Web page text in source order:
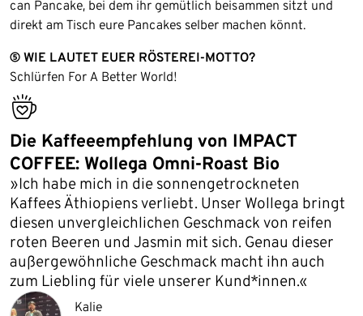
can Pancake, bei dem ihr gemütlich beisammen sitzt und
direkt am Tisch eure Pancakes selber machen könnt.
⑤ WIE LAUTET EUER RÖSTEREI-MOTTO?
Schlürfen For A Better World!
bestseller
Die Kaffeeempfehlung von IMPACT
COFFEE: Wollega Omni-Roast Bio
»Ich habe mich in die sonnengetrockneten
Kaffees Äthiopiens verliebt. Unser Wollega bringt
diesen unvergleichlichen Geschmack von reifen
roten Beeren und Jasmin mit sich. Genau dieser
außergewöhnliche Geschmack macht ihn auch
zum Liebling für viele unserer Kund*innen.«
Kalie